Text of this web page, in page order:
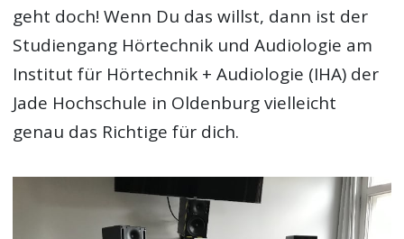
geht doch! Wenn Du das willst, dann ist der
Studiengang Hörtechnik und Audiologie am
Institut für Hörtechnik + Audiologie (IHA) der
Jade Hochschule in Oldenburg vielleicht
genau das Richtige für dich.